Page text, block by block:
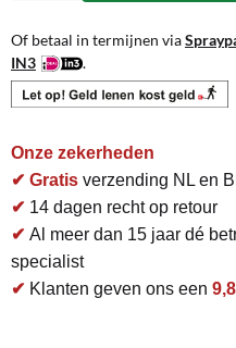
Of betaal in termijnen via
IN3
.
Onze zekerheden
✔ Gratis verzending NL en
✔ 14 dagen recht op retour
✔ Al meer dan 15 jaar dé
specialist
✔ Klanten geven ons een